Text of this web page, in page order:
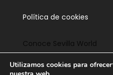
Política de cookies
Conoce Sevilla World
Contacta
Utilizamos cookies para